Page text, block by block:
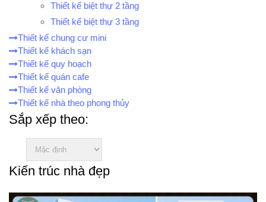
Thiết kế biệt thự 2 tầng
Thiết kế biệt thự 3 tầng
Thiết kế chung cư mini
Thiết kế khách sạn
Thiết kế quy hoạch
Thiết kế quán cafe
Thiết kế văn phòng
Thiết kế nhà theo phong thủy
Sắp xếp theo:
Kiến trúc nhà đẹp